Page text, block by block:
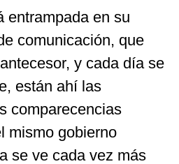
entrampada en su
comunicación, que
y cada día se
están ahí las
comparecencias
mismo gobierno
se ve cada vez más